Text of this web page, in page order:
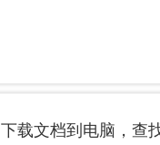
下载文档到电脑，查